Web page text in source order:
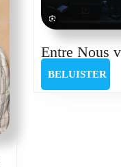
Entre Nous
BELUISTER